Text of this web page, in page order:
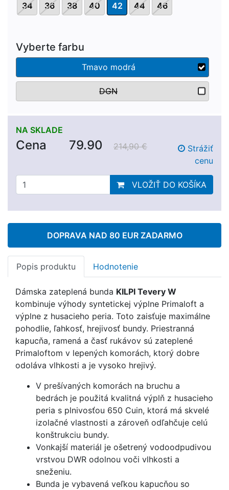
34 36 38 40 42 44 46
Vyberte farbu
Tmavo modrá
DGN
NA SKLADE
Cena 79.90 214,90 €
Strážiť
cenu
VLOŽIŤ DO KOŠÍKA
DOPRAVA NAD 80 EUR ZADARMO
Popis produktu Hodnotenie
Dámska zateplená bunda KILPI Tevery W
kombinuje výhody syntetickej výplne Primaloft a
výplne z husacieho peria. Toto zaisťuje maximálne
pohodlie, ľahkosť, hrejivosť bundy. Priestranná
kapucňa, ramená a časť rukávov sú zateplené
Primaloftom v lepených komorách, ktorý dobre
odoláva vlhkosti a je vysoko hrejivý.
V prešívaných komorách na bruchu a
bedrách je použitá kvalitná výplň z husacieho
peria s plnivosťou 650 Cuin, ktorá má skvelé
izolačné vlastnosti a zároveň odľahčuje celú
konštrukciu bundy.
Vonkajší materiál je ošetrený vodoodpudivou
vrstvou DWR odolnou voči vlhkosti a
sneženiu.
Bunda je vybavená veľkou kapucňou so